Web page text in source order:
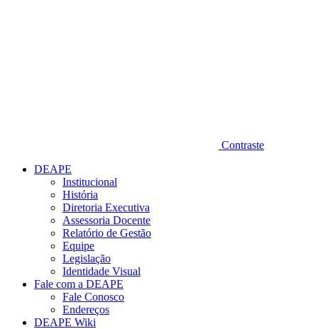
Contraste
DEAPE
Institucional
História
Diretoria Executiva
Assessoria Docente
Relatório de Gestão
Equipe
Legislação
Identidade Visual
Fale com a DEAPE
Fale Conosco
Endereços
DEAPE Wiki